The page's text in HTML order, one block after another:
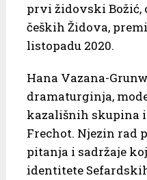
prvi židovski
čeških Židova,
listopadu 2020.
Hana Vazana-
dramaturginja,
kazališnih skupina
Frechot. Njezin rad
pitanja i sadržaje
identitete